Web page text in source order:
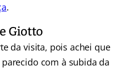
.
Giotto
da visita, pois achei que
com à subida da